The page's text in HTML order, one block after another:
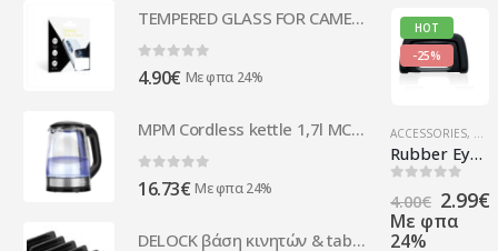
HOT
-25%
ACCESSORIES,
Rubber Eyecup DK-24 for Nikon D5000 D3100 D3000/ D5100 DSLR Camera
4.00€
price
2.99€
Με φπα
24%
TEMPERED GLASS FOR CAMERA LENS XIAOMI MI 10T LITE
0out of 5
4.90€ Με φπα 24%
MPM Cordless kettle 1,7l MCZ-78
0 out of 5
16.73€ Με φπα 24%
DELOCK βάση κινητών & tablet 18366, έως 6 συσκευές, μαύρη